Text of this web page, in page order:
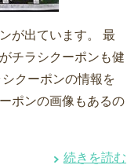
が出ています。 最
チラシクーポンも健
クーポンの情報を
ポンの画像もあるの
続きを読む